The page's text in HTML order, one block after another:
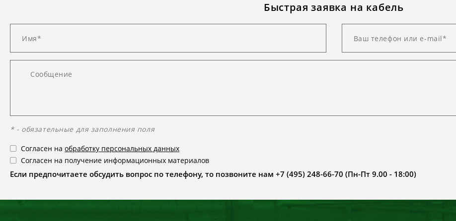
Быстрая заявка на кабель
* - обязательные для заполнения поля
Согласен на обработку персональных данных
Согласен на получение информационных материалов
Если предпочитаете обсудить вопрос по телефону, то позвоните нам +7 (495) 248-66-70 (Пн-Пт 9.00 - 18:00)